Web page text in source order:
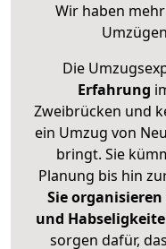
Wir haben
Die
Erfahrung
Zweibrücken und
ein Umzug von
bringt. Sie
Planung bis hin
Sie
und
sorgen dafür,